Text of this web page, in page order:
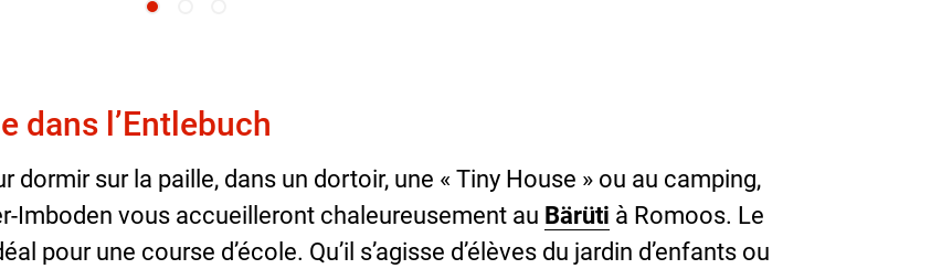
dans l’Entlebuch
sur la paille, dans un dortoir, une « Tiny House » ou au camping,
Imboden vous accueilleront chaleureusement au Bärüti à Romoos. Le
pour une course d’école. Qu’il s’agisse d’élèves du jardin d’enfants ou